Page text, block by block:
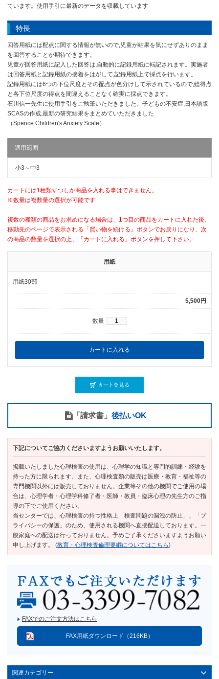
ています。使用手引に最新のデータを収載しています
特長
回答用紙には配点に関する情報が無いので,児童が結果を気にせずありのまま
を回答することが期待できます。
児童が回答用紙に記入した回答は,自動的に記録用紙に転記されます。実施者
は回答用紙と記録用紙の接着をはがして,記録用紙上で採点を行います。
記録用紙には6つの下位尺度とその配点が色分けして示されているので,総得点
と各下位尺度の得点を間違えることなく確実に採点できます。
石川信一先生に使用手引をご執筆いただきました。子どもの不安症,日本語版
SCASの作成,最新の研究結果をまとめていただきました
（Spence Children's Anxiety Scale）
適用範囲
小3～中3
カートには1種類ずつしか商品を入れる事はできません。
※数量は複数量の選択が可能です
複数の種類の商品をお求めになる場合は、1つ目の商品をカートに入れた後、
移動先のページで表示される「買い物を続ける」ボタンでお戻りになり、次
の商品の数量を選択の上、「カートに入れる」ボタンを押して下さい。
用紙
用紙30部
5,500円
数量
「請求書」 後払いOK
下記についてご協力くださいますようお願いいたします。
掲載いたしました心理検査の使用は、心理学の知識と専門的訓練・経験を
持った方に限られます。また、心理検査類の販売は医療・教育・福祉等の
専門機関以外には販売しておりません。企業等その他の機関でご使用の場
合は、心理学者・心理学科修了者・医師・教員・臨床心理の先生方のご指
導の下でご使用ください。
当センターでは、心理検査の持つ性格上「検査問題の漏洩の防止」、「プ
ライバシーの保護」のため、使用される機関へ直接配送しております。一
般家庭への配送は行っておりません。予めご了承くださいますようお願い
申し上げます。 (教育・心理検査倫理要綱についてはこちら)
FAXでのご注文方法はこちら
FAX用紙ダウンロード（216KB）
関連カテゴリー